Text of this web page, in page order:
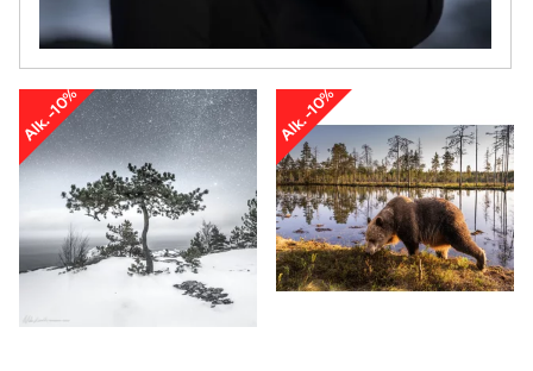
Alk. -10% Alk. -10%